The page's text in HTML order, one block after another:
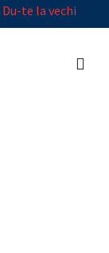
Du-te la vechi